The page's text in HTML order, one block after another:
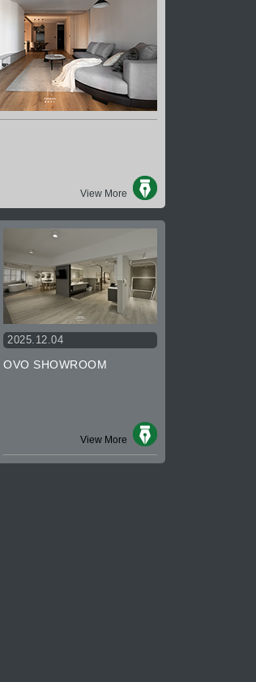
View More
2025.12.04
OVO SHOWROOM
View More